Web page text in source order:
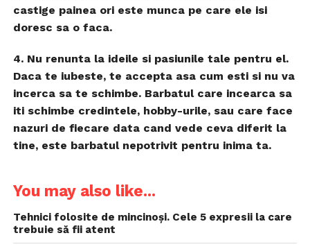
castige painea ori este munca pe care ele isi
doresc sa o faca.
4.Nu renunta la ideile si pasiunile tale pentru el.
Daca te iubeste, te accepta asa cum esti si nu va
incerca sa te schimbe. Barbatul care incearca sa
iti schimbe credintele, hobby-urile, sau care face
nazuri de fiecare data cand vede ceva diferit la
tine, este barbatul nepotrivit pentru inima ta.
You may also like...
Tehnici folosite de mincinoși. Cele 5 expresii la care
trebuie să fii atent